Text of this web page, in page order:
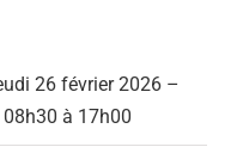
26 février 2026 –
à 17h00